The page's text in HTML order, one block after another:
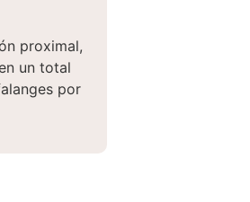
proximal,
un total
por